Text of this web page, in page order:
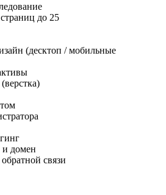
до 25
(десктоп / мобильные
и домен
связи